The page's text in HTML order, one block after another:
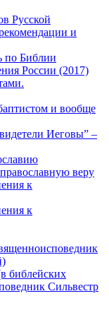
Русской
и
по Библии
России (2017)
и вообще
Иеговы” –
веру
к
к
библейских
Сильвестр